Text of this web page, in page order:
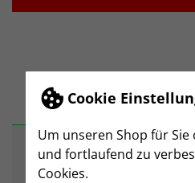
Cookie
Um unseren Shop für
und fortlaufend zu
Cookies.